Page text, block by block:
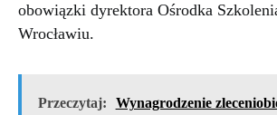
obowiązki dyrektora Ośrodka
Wrocławiu.
Przeczytaj:
Wynagrodzenie